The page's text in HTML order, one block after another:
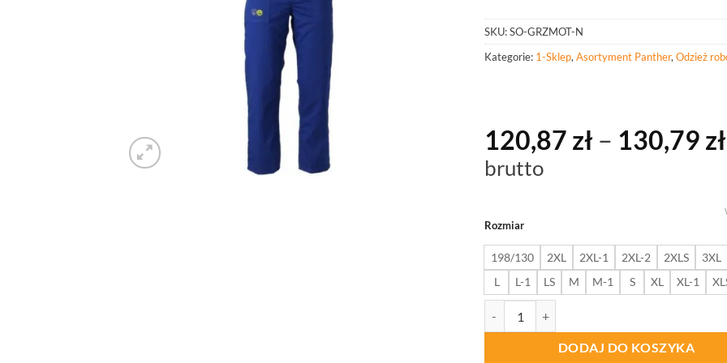
SKU:SO-GRZMOT-N
Kategorie: 1-Sklep, Asortyment Panther, Odzież
120,87 zł – 130,79 zł
brutto
Rozmiar
198/130 2XL 2XL-1 2XL-2 2XLS 3XL
L
L-1 LS M M-1 S XL XL-1
DODAJ DO KOSZYKA